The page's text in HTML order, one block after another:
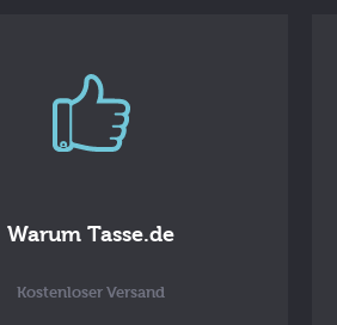
Warum Tasse.de
Kostenloser Versand